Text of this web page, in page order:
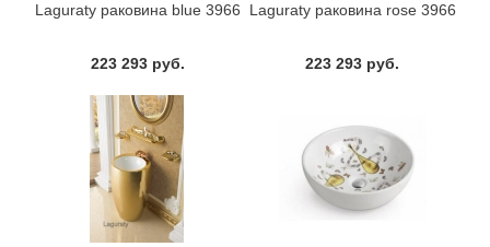
Laguraty раковина blue 3966
223 293 руб.
Laguraty раковина rose 3966
223 293 руб.